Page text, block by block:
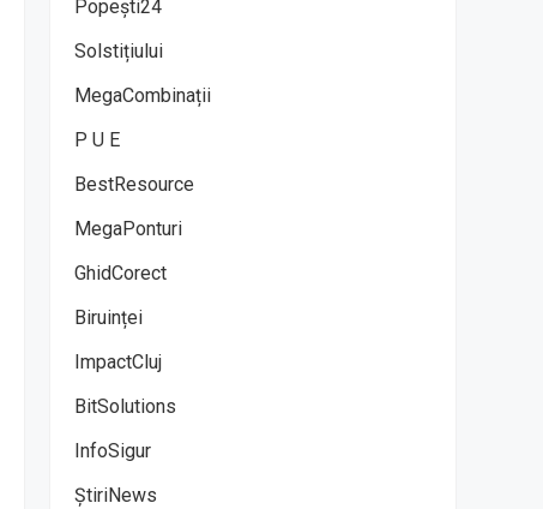
Popești24
Solstițiului
MegaCombinații
P U E
BestResource
MegaPonturi
GhidCorect
Biruinței
ImpactCluj
BitSolutions
InfoSigur
ȘtiriNews